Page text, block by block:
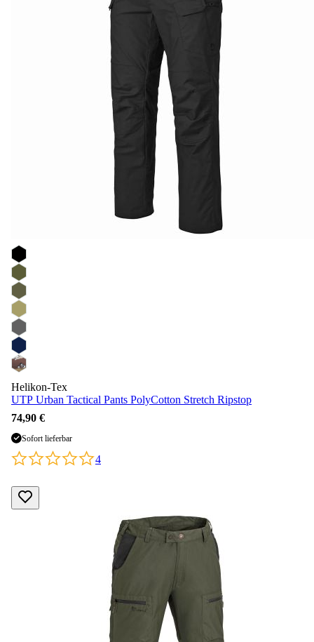
Helikon-Tex
UTP Urban Tactical Pants PolyCotton Stretch Ripstop
74,90 €
Sofort lieferbar
4